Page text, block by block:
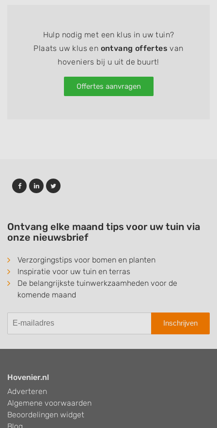
Hulp nodig met een klus in uw tuin?
Plaats uw klus en ontvang offertes van
hoveniers bij u uit de buurt!
Offertes aanvragen
Ontvang elke maand tips voor uw tuin via
onze nieuwsbrief
Verzorgingstips voor bomen en planten
Inspiratie voor uw tuin en terras
De belangrijkste tuinwerkzaamheden voor de
komende maand
Inschrijven
Hovenier.nl
Adverteren
Algemene voorwaarden
Beoordelingen widget
Blog